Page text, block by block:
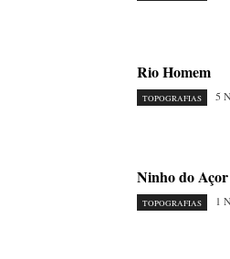
Rio Homem
TOPOGRAFIAS 5
Ninho do Açor
TOPOGRAFIAS 1